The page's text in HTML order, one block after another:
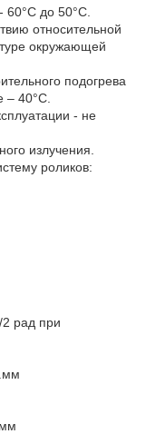
60°С до 50°С.
относительной
окружающей
подогрева
– 40°С.
- не
излучения.
роликов:
2 рад при